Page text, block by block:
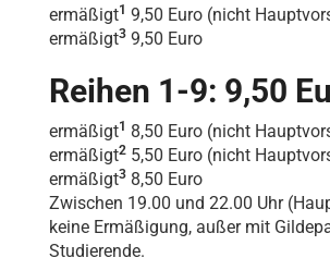
ermäßigt1 9,50 Euro (nicht
ermäßigt3 9,50 Euro
Reihen 1-9: 9,50
ermäßigt1 8,50 Euro (nicht
ermäßigt2 5,50 Euro (nicht
ermäßigt3 8,50 Euro
Zwischen 19.00 und 22.00 Uhr
keine Ermäßigung, außer mit
Studierende.